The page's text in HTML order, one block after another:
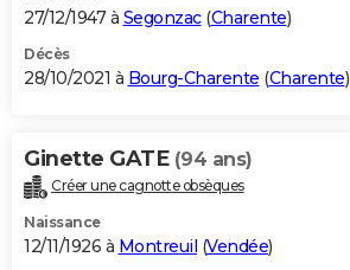
27/12/1947 à Segonzac(Charente)
Décès
28/10/2021 à Bourg-Charente (Charente)
Ginette GATE (94 ans)
Créer une cagnotte obsèques
Naissance
12/11/1926 à Montreuil (Vendée)